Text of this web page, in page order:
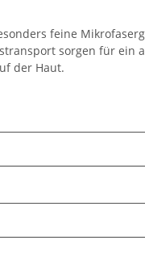
feine
sorgen für ein
der Haut.